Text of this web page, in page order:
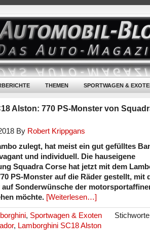
THEMEN SPORTWAGEN &
Alston: 770 PS-Monster von
By Robert Krippgans
zulegt, hat meist ein gut gefülltes
und individuell. Die hauseigene
Squadra Corse hat jetzt mit dem
PS-Monster auf die Räder gestellt, mit
auf Sonderwünsche der
möchte. [Weiterlesen…]
, Sportwagen & Exoten
, Lamborghini SC18 Alston